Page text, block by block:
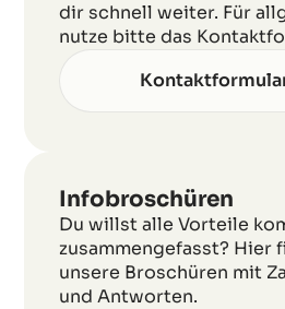
dir schnell weiter. Für
nutze bitte das
Infobroschüren
Du willst alle Vorteile
zusammengefasst? Hier
unsere Broschüren mit
und Antworten.